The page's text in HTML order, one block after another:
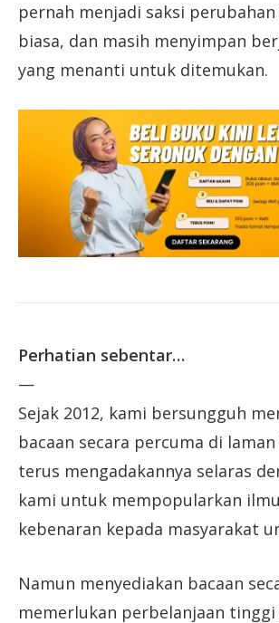
pernah menjadi saksi
biasa, dan masih menyimpan
yang menanti untuk ditemukan.
Perhatian sebentar…
—
Sejak 2012, kami bersungguh
bacaan secara percuma di
terus mengadakannya selaras
kami untuk mempopularkan
kebenaran kepada masyarakat
Namun menyediakan bacaan
memerlukan perbelanjaan tinggi